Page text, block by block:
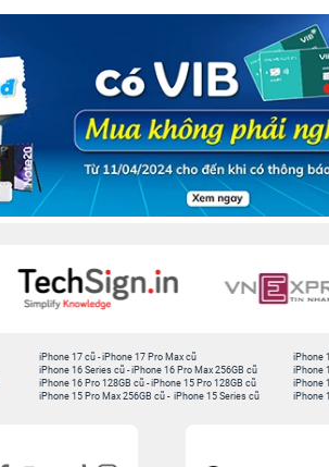
iPhone 17 cũ -iPhone 17 Pro Max cũ
iPhone 16 Series cũ - iPhone 16 Pro Max 256GB cũ
iPhone 16 Pro 128GB cũ -iPhone 15 Pro 128GB cũ
iPhone 15 Pro Max 256GB cũ - iPhone 15 Series cũ
iPhone
iPhone
iPhone
iPhone